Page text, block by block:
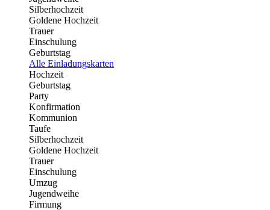
Silberhochzeit
Goldene Hochzeit
Trauer
Einschulung
Geburtstag
Alle Einladungskarten
Hochzeit
Geburtstag
Party
Konfirmation
Kommunion
Taufe
Silberhochzeit
Goldene Hochzeit
Trauer
Einschulung
Umzug
Jugendweihe
Firmung